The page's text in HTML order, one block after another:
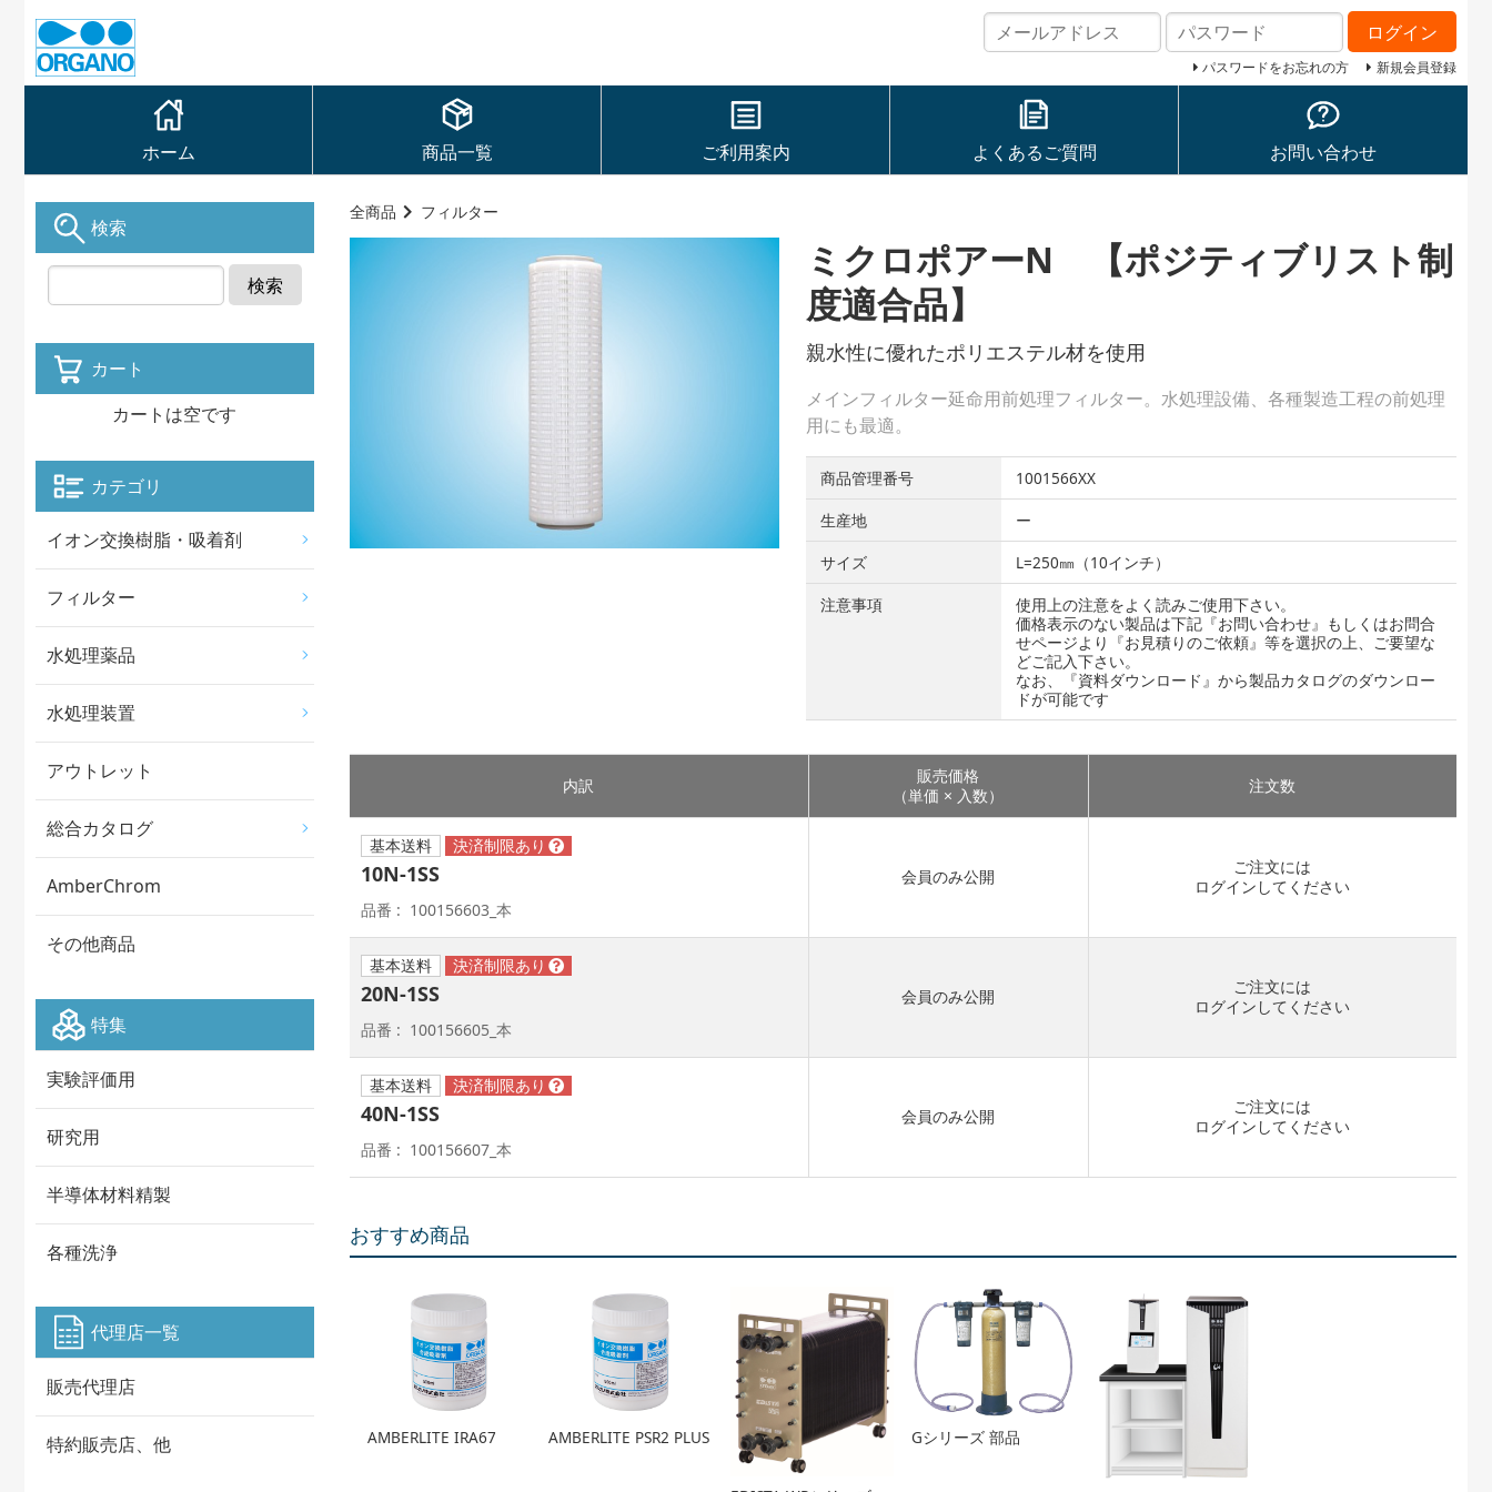
ログイン
パスワードをお忘れの方 新規会員登録
ホーム 商品一覧 ご利用案内 よくあるご質問 お問い合わせ
全商品 フィルター
ミクロポアーN 【ポジティブリスト制
度適合品】
親水性に優れたポリエステル材を使用
メインフィルター延命用前処理フィルター。水処理設備、各種製造工程の前処理
用にも最適。
商品管理番号
1001566XX
生産地
ー
サイズ
L=250㎜（10インチ）
注意事項
使用上の注意をよく読みご使用下さい。
価格表示のない製品は下記『お問い合わせ』もしくはお問合
せページより『お見積りのご依頼』等を選択の上、ご要望な
どご記入下さい。
なお、『資料ダウンロード』から製品カタログのダウンロー
ドが可能です
内訳
販売価格
（単価 × 入数）
注文数
基本送料
10N-1SS
品番 100156603_本
会員のみ公開
ご注文には
ログイン してください
基本送料
20N-1SS
品番 100156605_本
会員のみ公開
ご注文には
ログイン してください
基本送料
40N-1SS
品番 100156607_本
会員のみ公開
ご注文には
ログイン してください
おすすめ商品
AMBERLITE IRA67 AMBERLITE PSR2 PLUS Gシリーズ 部品
検索
検索
カート
カートは空です
カテゴリ
イオン交換樹脂・吸着剤
フィルター
水処理薬品
水処理装置
アウトレット
総合カタログ
AmberChrom
その他商品
特集
実験評価用
研究用
半導体材料精製
各種洗浄
代理店一覧
販売代理店
特約販売店、他